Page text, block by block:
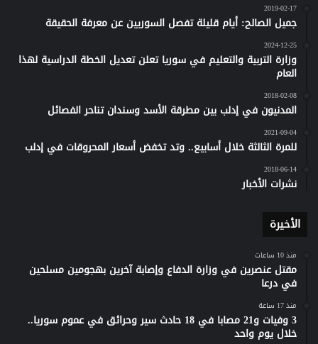
2019-02-17
جميل الصالح: أيام قليلة تفصل السوريين عن معرفة الحقيقة
2024-12-25
وزارة التربية والتعليم في سوريا تعلن تعديل الخطة الدراسية لهذا
العام
2018-02-08
المدنيون في إدلب بين مطرقة الأسد وسندان تناحر الفصائل
2021-09-04
للمرة الثالثة خلال أسابيع.. وتد تخفض أسعار المحروقات في إدلب
2018-06-14
نشرات الأخبار
الأخيرة
منذ 10 ساعات
مقتل عنصرين في وزارة الدفاع وإصابة آخرين بهجومين مسلحين
في درعا
منذ 17 ساعة
3 وفيات و21 مصابا في 18 حادث سير وحرائق في عموم سوريا..
خلال يوم واحد